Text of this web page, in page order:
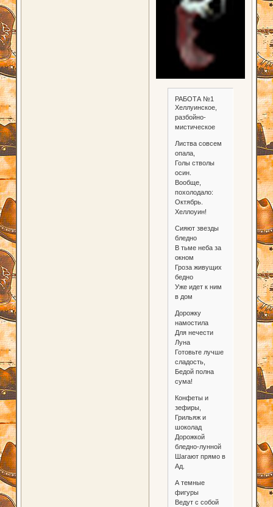
РАБОТА №1
Хеллуинское,
разбойно-
мистическое
Листва совсем
опала,
Голы стволы
осин.
Вообще,
похолодало:
Октябрь.
Хеллоуин!
Сияют звезды
бледно
В тьме неба за
окном
Гроза живущих
бедно
Уже идет к ним
в дом
Дорожку
намостила
Для нечести
Луна
Готовьте лучше
сладость,
Бедой полна
сума!
Конфеты и
зефиры,
Грильяж и
шоколад
Дорожкой
бледно-лунной
Шагают прямо в
Ад.
А темные
фигуры
Ведут с собой